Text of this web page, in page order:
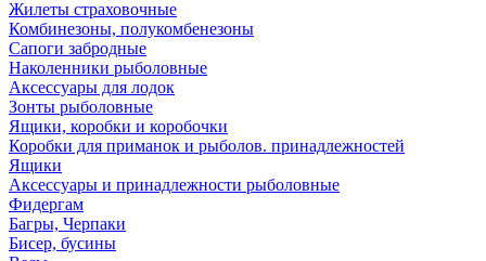
Жилеты страховочные
Комбинезоны, полукомбенезоны
Сапоги забродные
Наколенники рыболовные
Аксессуары для лодок
Зонты рыболовные
Ящики, коробки и коробочки
Коробки для приманок и рыболов. принадлежностей
Ящики
Аксессуары и принадлежности рыболовные
Фидергам
Багры, Черпаки
Бисер, бусины